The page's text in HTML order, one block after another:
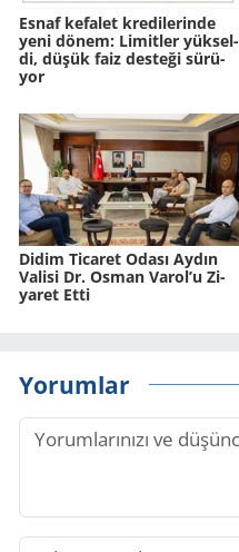
Esnaf ke­fa­let kre­di­le­rin­de
yeni dönem: Li­mit­ler yük­sel­
di, düşük faiz des­te­ği sü­rü­
yor
Didim Ti­ca­ret Odası Aydın
Va­li­si Dr. Osman Varol’u Zi­
ya­ret Etti
Yorumlar